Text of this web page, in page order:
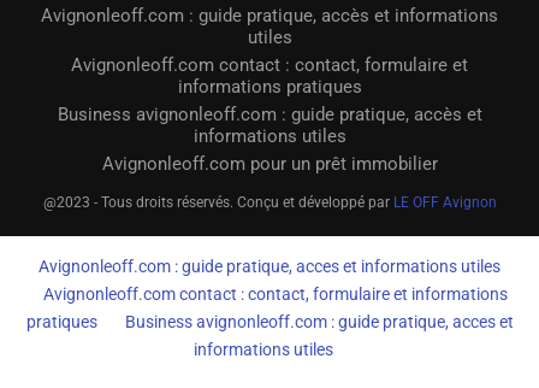
Avignonleoff.com : guide pratique, accès et informations
utiles
Avignonleoff.com contact : contact, formulaire et
informations pratiques
Business avignonleoff.com : guide pratique, accès et
informations utiles
Avignonleoff.com pour un prêt immobilier
@2023 - Tous droits réservés. Conçu et développé par LE OFF Avignon
Avignonleoff.com : guide pratique, acces et informations utiles
Avignonleoff.com contact : contact, formulaire et informations
pratiques
Business avignonleoff.com : guide pratique, acces et
informations utiles